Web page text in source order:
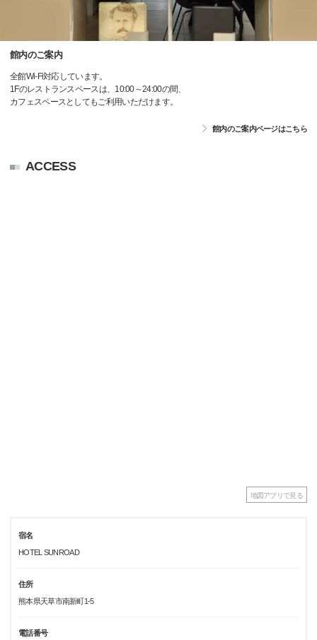
館内のご案内
全館Wi-Fi対応しています。
1Fのレストランスペースは、10:00～24:00の間、
カフェスペースとしてもご利用いただけます。
館内のご案内ページはこちら
ACCESS
地図アプリで見る
宿名
HOTEL SUNROAD
住所
熊本県天草市南新町1-5
電話番号